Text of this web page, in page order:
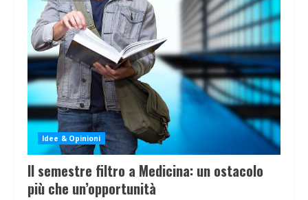
Idee & Opinioni
Il semestre filtro a Medicina: un ostacolo
più che un’opportunità